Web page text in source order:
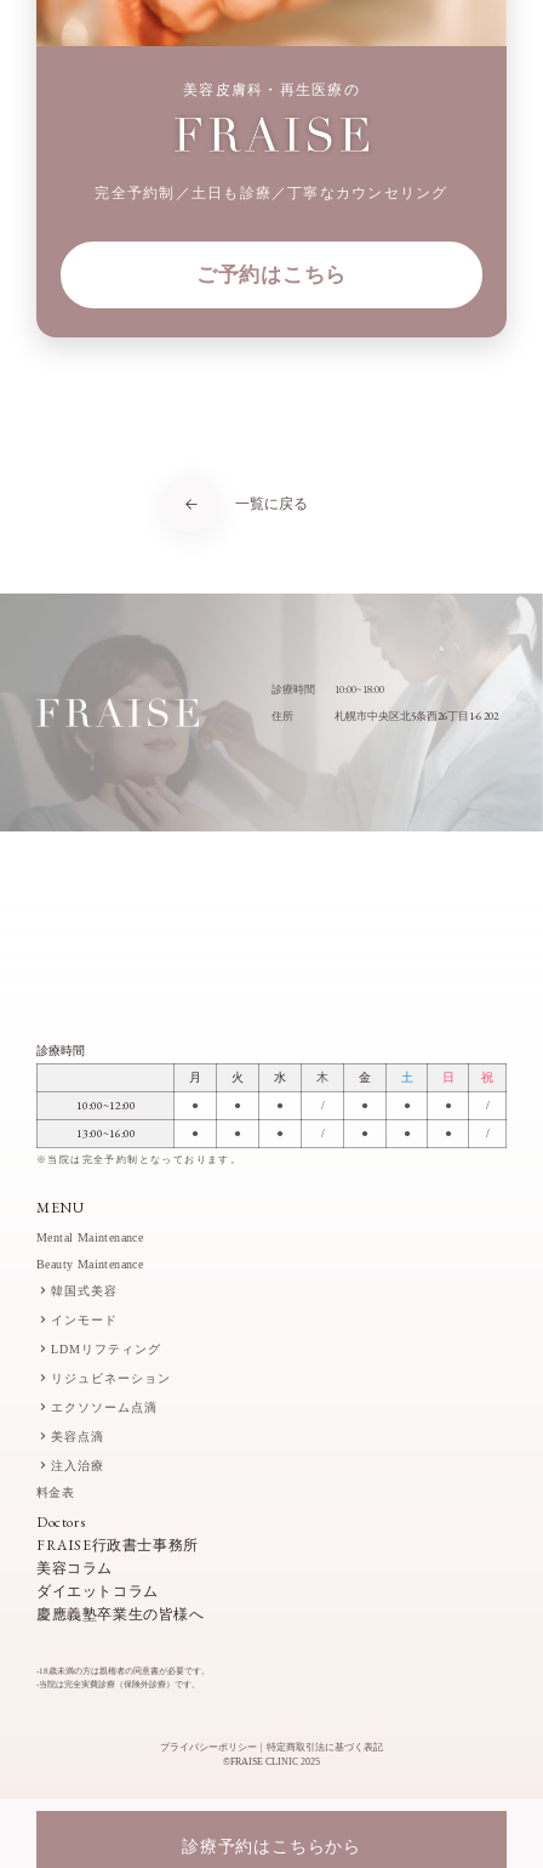
診療予約はこちらから
美容皮膚科・再生医療の
完全予約制／土日も診療／丁寧なカウンセリング
ご予約はこちら
一覧に戻る
診療時間 10:00~18:00
住所 札幌市中央区北5条西26丁目 1-6 202
診療時間
月
火 水 木 金 土 日 祝
10:00~12:00 ● ● ● / ● ● ● /
13:00~16:00 ● ● ● / ● ● ● /
※当院は完全予約制となっております。
MENU
Mental Maintenance
Beauty Maintenance
韓国式美容
インモード
LDMリフティング
リジュビネーション
エクソソーム点滴
美容点滴
注入治療
料金表
Doctors
FRAISE行政書士事務所
美容コラム
ダイエットコラム
慶應義塾卒業生の皆様へ
-18歳未満の方は親権者の同意書が必要です。
-当院は完全実費診療（保険外診療）です。
プライバシーポリシー
特定商取引法に基づく表記
©FRAISE CLINIC 2025